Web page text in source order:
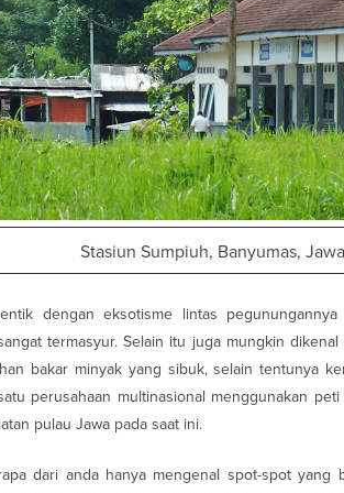
Stasiun Sumpiuh, Banyumas,
dengan eksotisme lintas
termasyur. Selain itu juga mungkin
bakar minyak yang sibuk, selain tentunya
perusahaan multinasional menggunakan
pulau Jawa pada saat ini.
dari anda hanya mengenal spot-spot